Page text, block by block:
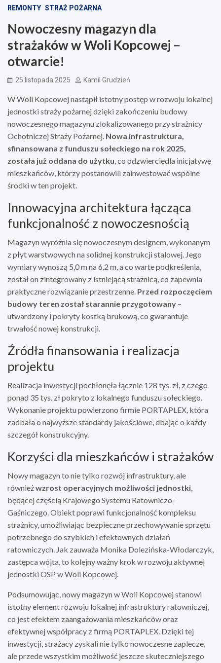
REMONTY STRAŻ POŻARNA
Nowoczesny magazyn dla
strażaków w Woli Kopcowej –
otwarcie!
25 listopada 2025 Kamil Grudzień
W Woli Kopcowej nastąpił istotny postęp w rozwoju lokalnej
jednostki straży pożarnej dzięki zakończeniu budowy
nowoczesnego magazynu zlokalizowanego przy strażnicy
Ochotniczej Straży Pożarnej. Nowa infrastruktura,
sfinansowana z funduszu sołeckiego na rok 2025,
została już oddana do użytku , co odzwierciedla inicjatywę
mieszkańców, którzy postanowili zainwestować wspólne
środki w ten projekt.
Innowacyjna architektura łącząca
funkcjonalność z nowoczesnością
Magazyn wyróżnia się nowoczesnym designem, wykonanym
z płyt warstwowych na solidnej konstrukcji stalowej. Jego
wymiary wynoszą 5,0 m na 6,2 m, a co warte podkreślenia,
został on zintegrowany z istniejącą strażnicą, co zapewnia
praktyczne rozwiązanie przestrzenne. Przed rozpoczęciem
budowy teren został starannie przygotowany –
utwardzony i pokryty kostką brukową, co gwarantuje
trwałość nowej konstrukcji.
Źródła finansowania i realizacja
projektu
Realizacja inwestycji pochłonęła łącznie 128 tys. zł, z czego
ponad 35 tys. zł pokryto z lokalnego funduszu sołeckiego.
Wykonanie projektu powierzono firmie PORTAPLEX, która
zadbała o najwyższe standardy jakościowe, dbając o każdy
szczegół konstrukcyjny.
Korzyści dla mieszkańców i strażaków
Nowy magazyn to nie tylko rozwój infrastruktury, ale
równieżwzrost operacyjnych możliwości jednostki
będącej częścią Krajowego Systemu Ratowniczo-
Gaśniczego. Obiekt poprawi funkcjonalność kompleksu
strażnicy, umożliwiając bezpieczne przechowywanie sprzętu
potrzebnego do szybkich i efektownych działań
ratowniczych. Jak zauważa Monika Dolezińska-Włodarczyk,
zastępca wójta, to kolejny ważny krok w rozwoju aktywnej
jednostki OSP w Woli Kopcowej.
Podsumowując, nowy magazyn w Woli Kopcowej stanowi
istotny element rozwoju lokalnej infrastruktury ratowniczej,
co jest efektem zaangażowania mieszkańców oraz
efektywnej współpracy z firmą PORTAPLEX. Dzięki tej
inwestycji, strażacy zyskali nie tylko nowoczesne zaplecze,
ale przede wszystkim możliwość jeszcze skuteczniejszego